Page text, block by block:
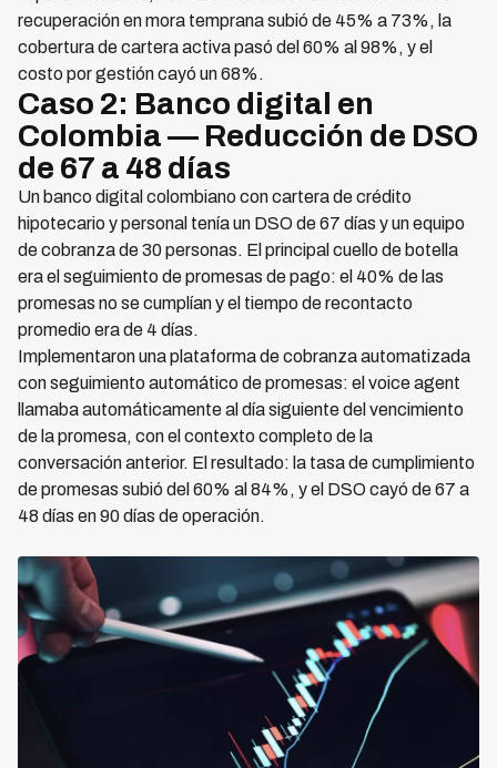
recuperación en mora temprana subió de 45% a 73%, la
cobertura de cartera activa pasó del 60% al 98%, y el
costo por gestión cayó un 68%.
Caso 2: Banco digital en
Colombia — Reducción de DSO
de 67 a 48 días
Un banco digital colombiano con cartera de crédito
hipotecario y personal tenía un DSO de 67 días y un equipo
de cobranza de 30 personas. El principal cuello de botella
era el seguimiento de promesas de pago: el 40% de las
promesas no se cumplían y el tiempo de recontacto
promedio era de 4 días.
Implementaron una plataforma de cobranza automatizada
con seguimiento automático de promesas: el voice agent
llamaba automáticamente al día siguiente del vencimiento
de la promesa, con el contexto completo de la
conversación anterior. El resultado: la tasa de cumplimiento
de promesas subió del 60% al 84%, y el DSO cayó de 67 a
48 días en 90 días de operación.